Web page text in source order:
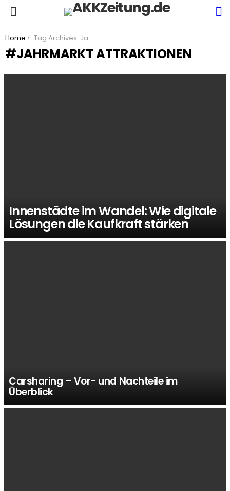
You are here:
Home Tag Archives: Jahrmarkt Attraktionen
JAHRMARKT ATTRAKTIONEN
Innenstädte im Wandel: Wie digitale
Lösungen die Kaufkraft stärken
Carsharing – Vor- und Nachteile im
Überblick